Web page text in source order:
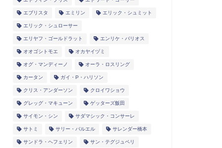
エブリスタ エミリン エリック・シュミット
エリック・シュローサー
エリヤフ・ゴールドラット エンリケ・バリオス
オオゴシトモエ オカヤイヅミ
オグ・マンディーノ オーラ・ロスリング
カータン ガイ・P・ハリソン
クリス・アンダーソン クロイワショウ
グレッグ・マキューン ゲッターズ飯田
サイモン・シン サダマシック・コンサーレ
サトミ サリー・バルエル サレンダー橋本
サンドラ・ヘフェリン サン・テグジュペリ